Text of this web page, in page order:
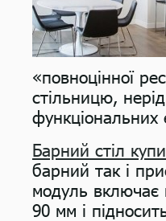
«повноцінної
стільницю,
функціональних
Барний стіл
барний так і
модуль включає
90 мм і